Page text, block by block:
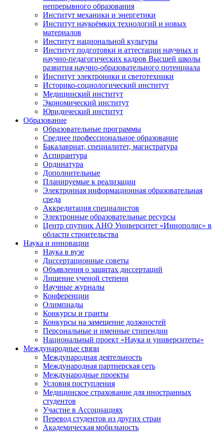
непрерывного образования
Институт механики и энергетики
Институт наукоёмких технологий и новых
материалов
Институт национальной культуры
Институт подготовки и аттестации научных и
научно-педагогических кадров Высшей школы
развития научно-образовательного потенциала
Институт электроники и светотехники
Историко-социологический институт
Медицинский институт
Экономический институт
Юридический институт
Образование
Образовательные программы
Среднее профессиональное образование
Бакалавриат, специалитет, магистратура
Аспирантура
Ординатура
Дополнительные
Планируемые к реализации
Электронная информационная образовательная
среда
Аккредитация специалистов
Электронные образовательные ресурсы
Центр спутник АНО Университет «Иннополис» в
области строительства
Наука и инновации
Наука в вузе
Диссертационные советы
Объявления о защитах диссертаций
Лишение ученой степени
Научные журналы
Конференции
Олимпиады
Конкурсы и гранты
Конкурсы на замещение должностей
Персональные и именные стипендии
Национальный проект «Наука и университеты»
Международные связи
Международная деятельность
Международная партнерская сеть
Международные проекты
Условия поступления
Медицинское страхование для иностранных
студентов
Участие в Ассоциациях
Перевод студентов из других стран
Академическая мобильность